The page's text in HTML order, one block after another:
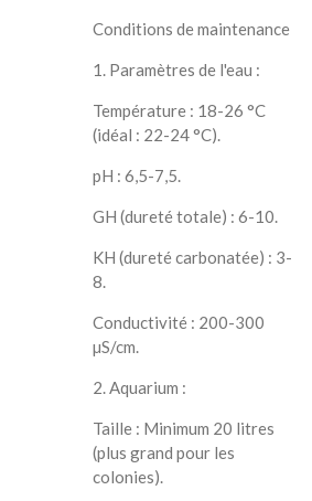
Conditions de maintenance
1. Paramètres de l'eau :
Température : 18-26 °C
(idéal : 22-24 °C).
pH : 6,5-7,5.
GH (dureté totale) : 6-10.
KH (dureté carbonatée) : 3-
8.
Conductivité : 200-300
µS/cm.
2. Aquarium :
Taille : Minimum 20 litres
(plus grand pour les
colonies).